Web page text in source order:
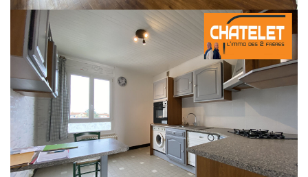
La copropriété "Le Saint Christophe" est située dans le quartier plateau, à
proximité de l'Ecole Normale, dans un parc particulièrement paisible et
calme. Situé à 5 min de la gare et des lycées.
Vous pouvez voir cet appartement en visite virtuelle en cliquant sur le lien
"accéder à la visite virtuelle" ou "visite 360" selon les sites.
Il comprend une pièce de vie avec une grande baie vitrée disposant d'une
superbe vue sur la forêt de seillon et le Revermont . Le balcon est bien
orienté, avec un store et peut recevoir une table avec deux chaises. La
cuisine est meublée et équipée, les deux chambres ont des rangements, une
salle de bains et WC indépendant.
La copropriété est bien entretenue et dispose de grands espaces verts
visibles du logement. L'état général est très bon et il est habitable de suite